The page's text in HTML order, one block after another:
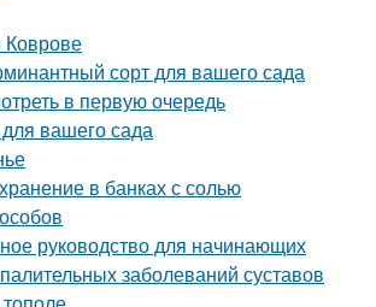
Коврове
сорт для вашего сада
в первую очередь
вашего сада
в банках с солью
руководство для начинающих
заболеваний суставов